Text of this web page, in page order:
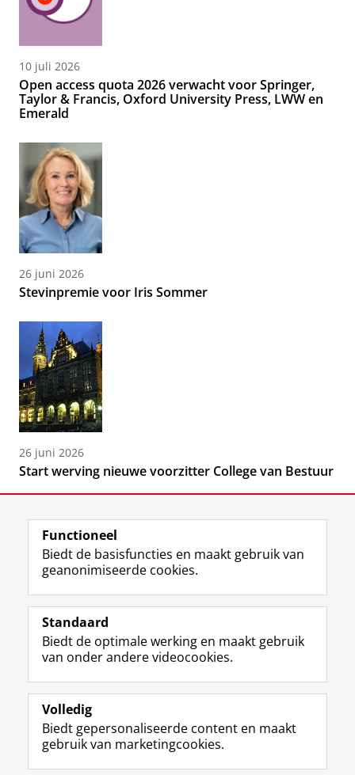
10 juli 2026
Open access quota 2026 verwacht voor Springer,
Taylor & Francis, Oxford University Press, LWW en
Emerald
26 juni 2026
Stevinpremie voor Iris Sommer
26 juni 2026
Start werving nieuwe voorzitter College van Bestuur
Volg de RUG
F
a
e
b
o
p
a
i
L
i
k
e
I
-
p
g
R
S
-
f
e
R
k
I
n
t
r
m
c
Y
o
T
e
k
a
Studiekiezers
Alumni
Over ons
Functioneel
Biedt de basisfuncties en maakt gebruik van
geanonimiseerde cookies.
Standaard
Biedt de optimale werking en maakt gebruik
van onder andere videocookies.
Volledig
Biedt gepersonaliseerde content en maakt
gebruik van marketingcookies.